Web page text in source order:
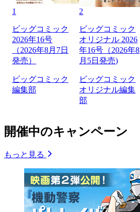
1
ビッグコミック
2026年16号
（2026年8月7日
発売）
ビッグコミック
編集部
2
ビッグコミック
オリジナル 2026
年16号（2026年8
月5日発売)
ビッグコミック
オリジナル編集
部
開催中のキャンペーン
もっと見る